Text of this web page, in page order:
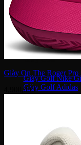
Giày bóng đá
Giày bóng đá
Giày bóng đá
Giày bóng đá Puma
Giày Golf
Giày Golf Nike
Giày Golf Adidas
Giày Tranining
Giày Tranining
Giày On The Roger Pro
4,900,000